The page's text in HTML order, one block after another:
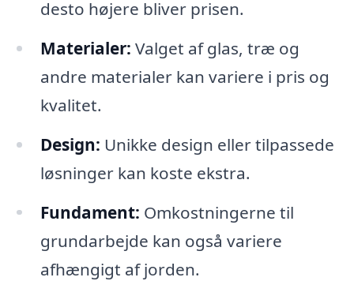
desto højere bliver prisen.
Materialer: Valget af glas, træ og
andre materialer kan variere i pris og
kvalitet.
Design: Unikke design eller tilpassede
løsninger kan koste ekstra.
Fundament: Omkostningerne til
grundarbejde kan også variere
afhængigt af jorden.